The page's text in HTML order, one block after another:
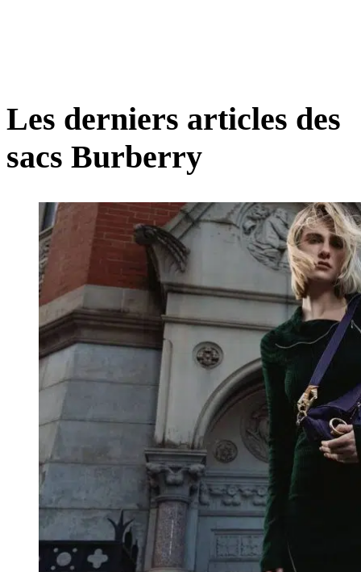
Les derniers articles des
sacs Burberry